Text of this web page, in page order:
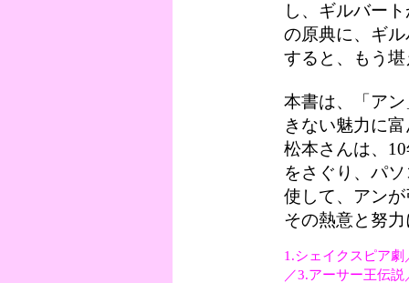
し、ギルバー
の原典に、ギ
すると、もう
本書は、「ア
きない魅力に
松本さんは、
をさぐり、パ
使して、アン
その熱意と努
1.シェイクスピア
／3.アーサー王伝